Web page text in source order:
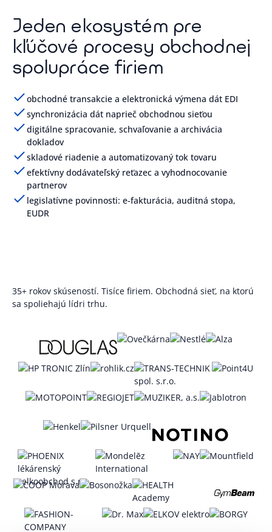
Jeden ekosystém pre
kľúčové procesy obchodnej
spolupráce firiem
obchodné transakcie a elektronická výmena dát EDI
synchronizácia dát naprieč obchodnou sieťou
digitálne spracovanie, schvaľovanie a archivácia
dokladov
skladové riadenie a automatizovaný tok tovaru
efektívny dodávateľský reťazec a vyhodnocovanie
partnerov
legislatívne povinnosti: e-fakturácia, auditná stopa,
EUDR
35+ rokov skúseností. Tisíce firiem. Obchodná sieť, na ktorú
sa spoliehajú lídri trhu.